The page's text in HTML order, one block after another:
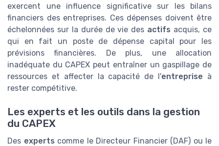
exercent une influence significative sur les bilans
financiers des entreprises. Ces dépenses doivent être
échelonnées sur la durée de vie des actifs acquis, ce
qui en fait un poste de dépense capital pour les
prévisions financières. De plus, une allocation
inadéquate du CAPEX peut entraîner un gaspillage de
ressources et affecter la capacité de l'entreprise à
rester compétitive.
Les experts et les outils dans la gestion
du CAPEX
Des experts comme le Directeur Financier (DAF) ou le